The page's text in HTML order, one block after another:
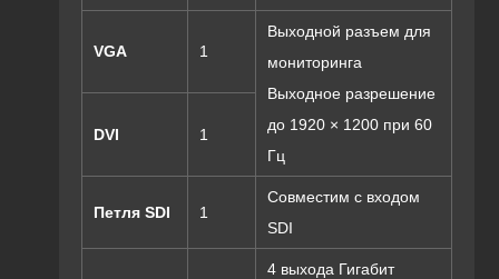
VGA 1
Выходной разъем для
мониторинга
Выходное разрешение
до 1920 × 1200 при 60
Гц
DVI 1
Петля SDI 1
Совместим с входом
SDI
4 выхода Гигабит